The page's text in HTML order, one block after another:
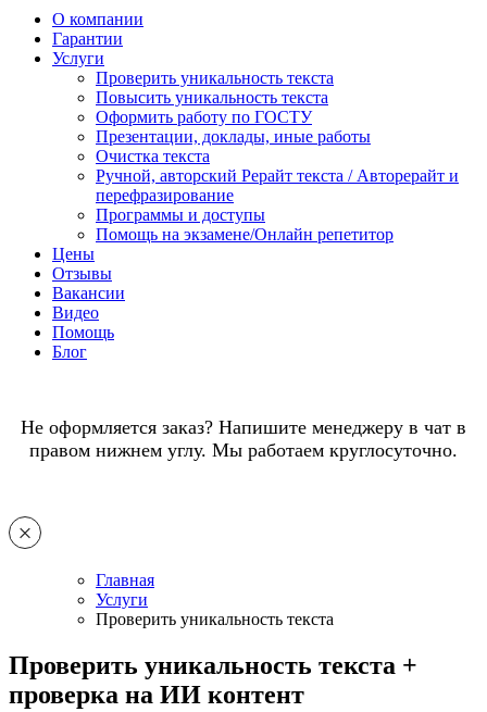
О компании
Гарантии
Услуги
Проверить уникальность текста
Повысить уникальность текста
Оформить работу по ГОСТУ
Презентации, доклады, иные работы
Очистка текста
Ручной, авторский Рерайт текста / Авторерайт и
перефразирование
Программы и доступы
Помощь на экзамене/Онлайн репетитор
Цены
Отзывы
Вакансии
Видео
Помощь
Блог
Не оформляется заказ? Напишите менеджеру в чат в
правом нижнем углу. Мы работаем круглосуточно.
Главная
Услуги
Проверить уникальность текста
Проверить уникальность текста +
проверка на ИИ контент